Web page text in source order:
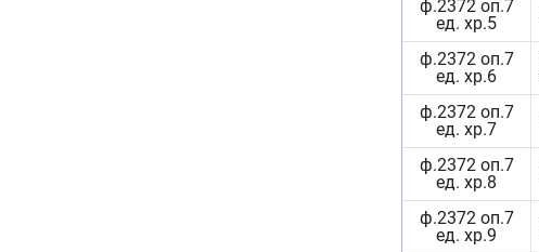
ф.2372 оп.7
ед. хр.5
ф.2372 оп.7
ед. хр.6
ф.2372 оп.7
ед. хр.7
ф.2372 оп.7
ед. хр.8
ф.2372 оп.7
ед. хр.9